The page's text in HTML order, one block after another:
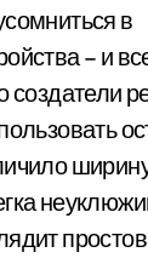
в
– и
создатели